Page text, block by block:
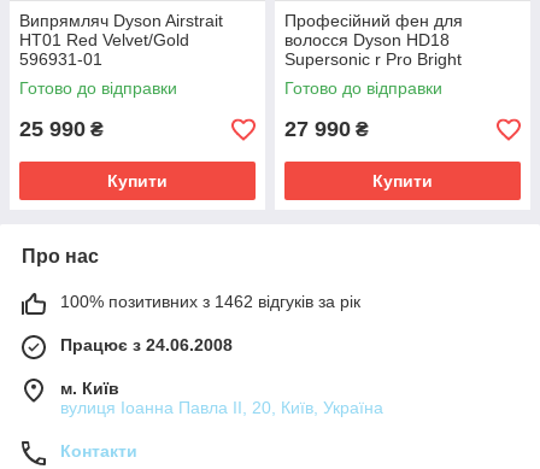
Випрямляч Dyson Airstrait
HT01 Red Velvet/Gold
596931-01
Готово до відправки
25 990 ₴
Купити
Професійний фен для
волосся Dyson HD18
Supersonic r Pro Bright
Copper 145427-01
Готово до відправки
27 990 ₴
Купити
Про нас
100% позитивних з 1462 відгуків за рік
Працює з 24.06.2008
м. Київ
вулиця Іоанна Павла ІІ, 20, Київ, Україна
Контакти